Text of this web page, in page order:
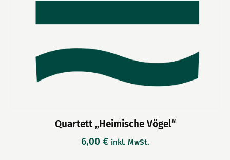
Quartett „Heimische Vögel“
6,00 € inkl. MwSt.